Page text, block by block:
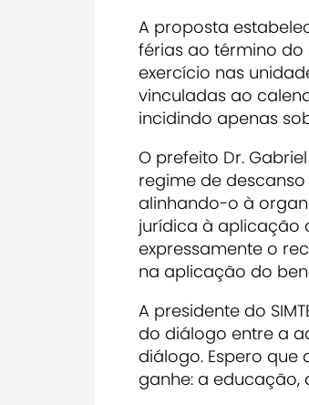
A proposta
férias ao término
exercício nas
vinculadas ao
incidindo apenas
O prefeito Dr.
regime de
alinhando-o à
jurídica à aplicação
expressamente o
na aplicação do
A presidente do
do diálogo entre a
diálogo. Espero
ganhe: a educação,